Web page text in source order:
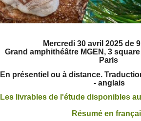
Mercredi 30 avril 2025 de
Grand amphithéâtre MGEN, 3
Paris
En présentiel ou à distance.
- anglais
Les livrables de l'étude disponibles
Résumé en